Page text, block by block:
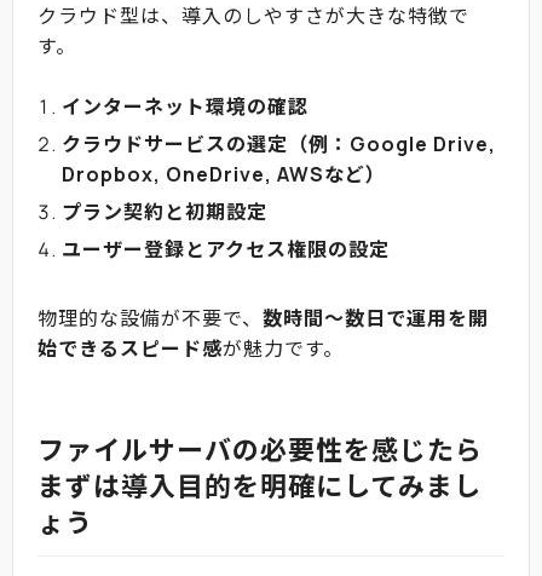
クラウド型は、導入のしやすさが大きな特徴で
す。
インターネット環境の確認
クラウドサービスの選定（例：Google Drive,
Dropbox, OneDrive, AWSなど）
プラン契約と初期設定
ユーザー登録とアクセス権限の設定
物理的な設備が不要で、 数時間〜数日で運用を開
始できるスピード感が魅力です。
ファイルサーバの必要性を感じたら
まずは導入目的を明確にしてみまし
ょう